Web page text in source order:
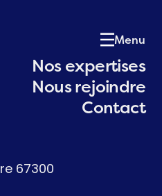
Menu
nous
67300
Nos expertises
Nous rejoindre
Contact